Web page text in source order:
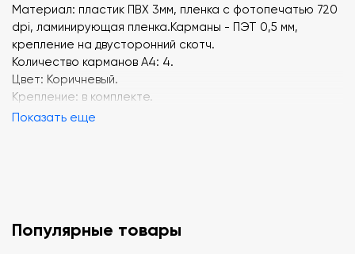
Материал: пластик ПВХ 3мм, пленка с фотопечатью 720
dpi, ламинирующая пленка.Карманы - ПЭТ 0,5 мм,
крепление на двусторонний скотч.
Количество карманов А4: 4.
Цвет: Коричневый.
Крепление: в комплекте.
Показать еще
Популярные товары